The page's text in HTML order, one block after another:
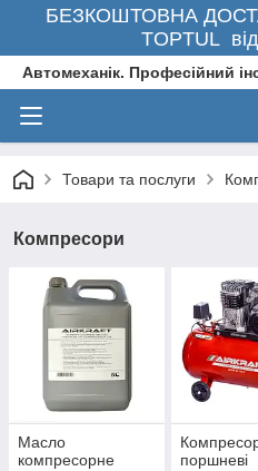
БЕЗКОШТОВНА
TOPTUL
Автомеханік. Професійний
Товари та послуги
Компресори
Масло
компресорне
поршневі